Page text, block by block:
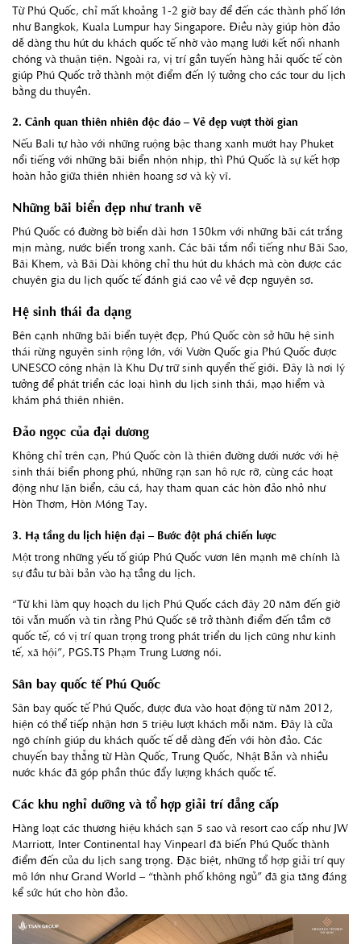
Từ Phú Quốc, chỉ mất khoảng 1-2 giờ bay để đến các thành phố lớn
như Bangkok, Kuala Lumpur hay Singapore. Điều này giúp hòn đảo
dễ dàng thu hút du khách quốc tế nhờ vào mạng lưới kết nối nhanh
chóng và thuận tiện. Ngoài ra, vị trí gần tuyến hàng hải quốc tế còn
giúp Phú Quốc trở thành một điểm đến lý tưởng cho các tour du lịch
bằng du thuyền.
2. Cảnh quan thiên nhiên độc đáo – Vẻ đẹp vượt thời gian
Nếu Bali tự hào với những ruộng bậc thang xanh mướt hay Phuket
nổi tiếng với những bãi biển nhộn nhịp, thì Phú Quốc là sự kết hợp
hoàn hảo giữa thiên nhiên hoang sơ và kỳ vĩ.
Những bãi biển đẹp như tranh vẽ
Phú Quốc có đường bờ biển dài hơn 150km với những bãi cát trắng
mịn màng, nước biển trong xanh. Các bãi tắm nổi tiếng như Bãi Sao,
Bãi Khem, và Bãi Dài không chỉ thu hút du khách mà còn được các
chuyên gia du lịch quốc tế đánh giá cao về vẻ đẹp nguyên sơ.
Hệ sinh thái đa dạng
Bên cạnh những bãi biển tuyệt đẹp, Phú Quốc còn sở hữu hệ sinh
thái rừng nguyên sinh rộng lớn, với Vườn Quốc gia Phú Quốc được
UNESCO công nhận là Khu Dự trữ sinh quyển thế giới. Đây là nơi lý
tưởng để phát triển các loại hình du lịch sinh thái, mạo hiểm và
khám phá thiên nhiên.
Đảo ngọc của đại dương
Không chỉ trên cạn, Phú Quốc còn là thiên đường dưới nước với hệ
sinh thái biển phong phú, những rạn san hô rực rỡ, cùng các hoạt
động như lặn biển, câu cá, hay tham quan các hòn đảo nhỏ như
Hòn Thơm, Hòn Móng Tay.
3. Hạ tầng du lịch hiện đại – Bước đột phá chiến lược
Một trong những yếu tố giúp Phú Quốc vươn lên mạnh mẽ chính là
sự đầu tư bài bản vào hạ tầng du lịch.
“Từ khi làm quy hoạch du lịch Phú Quốc cách đây 20 năm đến giờ
tôi vẫn muốn và tin rằng Phú Quốc sẽ trở thành điểm đến tầm cỡ
quốc tế, có vị trí quan trọng trong phát triển du lịch cũng như kinh
tế, xã hội”, PGS.TS Phạm Trung Lương nói.
Sân bay quốc tế Phú Quốc
Sân bay quốc tế Phú Quốc, được đưa vào hoạt động từ năm 2012,
hiện có thể tiếp nhận hơn 5 triệu lượt khách mỗi năm. Đây là cửa
ngõ chính giúp du khách quốc tế dễ dàng đến với hòn đảo. Các
chuyến bay thẳng từ Hàn Quốc, Trung Quốc, Nhật Bản và nhiều
nước khác đã góp phần thúc đẩy lượng khách quốc tế.
Các khu nghỉ dưỡng và tổ hợp giải trí đẳng cấp
Hàng loạt các thương hiệu khách sạn 5 sao và resort cao cấp như JW
Marriott, Inter Continental hay Vinpearl đã biến Phú Quốc thành
điểm đến của du lịch sang trọng. Đặc biệt, những tổ hợp giải trí quy
mô lớn như Grand World – “thành phố không ngủ” đã gia tăng đáng
kể sức hút cho hòn đảo.